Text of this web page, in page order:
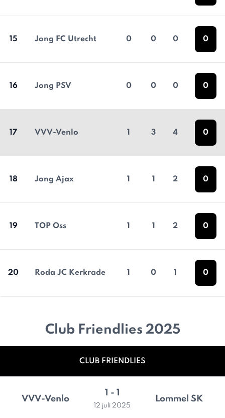
15 Jong FC Utrecht 0 0 0 0
16 Jong PSV 0 0 0 0
17 VVV-Venlo 1 3 4 0
18 Jong Ajax 1 1 2 0
19 TOP Oss 1 1 2 0
20 Roda JC Kerkrade 1 0 1 0
Club Friendlies 2025
CLUB FRIENDLIES
VVV-Venlo
1 - 1
12 juli 2025
Lommel SK